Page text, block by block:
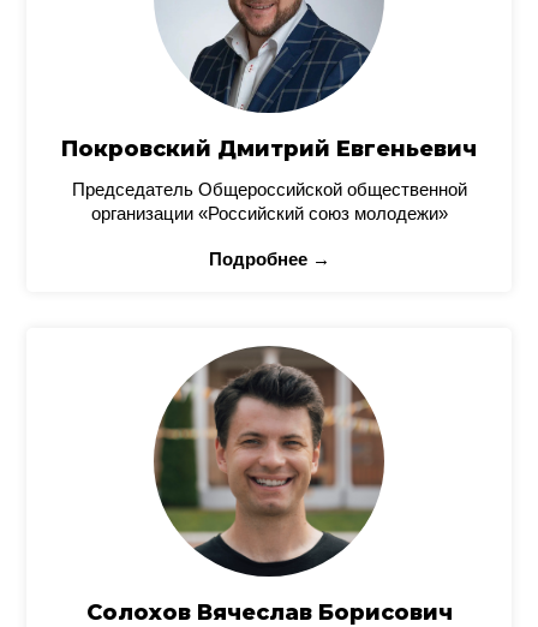
Покровский Дмитрий Евгеньевич
Председатель Общероссийской общественной
организации «Российский союз молодежи»
Подробнее →
Солохов Вячеслав Борисович